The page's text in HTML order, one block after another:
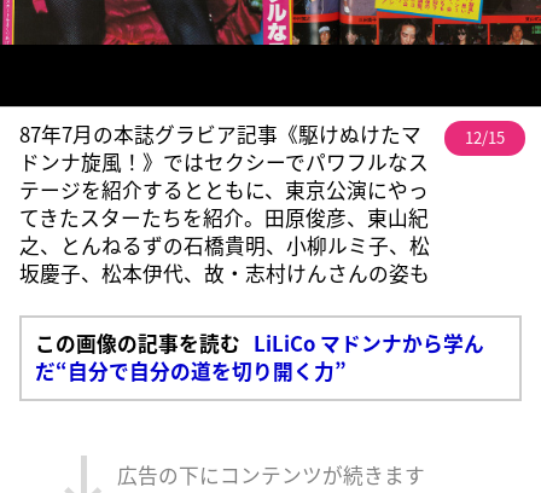
87年7月の本誌グラビア記事《駆けぬけたマ
ドンナ旋風！》ではセクシーでパワフルなス
テージを紹介するとともに、東京公演にやっ
てきたスターたちを紹介。田原俊彦、東山紀
之、とんねるずの石橋貴明、小柳ルミ子、松
坂慶子、松本伊代、故・志村けんさんの姿も
12/15
この画像の記事を読む LiLiCo マドンナから学ん
だ“自分で自分の道を切り開く力”
広告の下にコンテンツが続きます